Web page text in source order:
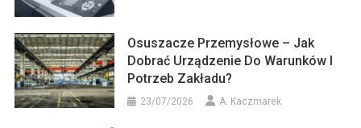
Osuszacze Przemysłowe – Jak
Dobrać Urządzenie Do Warunków I
Potrzeb Zakładu?
23/07/2026 A. Kaczmarek